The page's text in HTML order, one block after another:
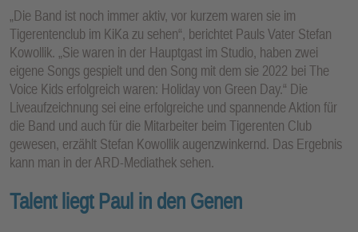
„Die Band ist noch immer aktiv, vor kurzem waren sie im
Tigerentenclub im KiKa zu sehen“, berichtet Pauls Vater Stefan
Kowollik. „Sie waren in der Hauptgast im Studio, haben zwei
eigene Songs gespielt und den Song mit dem sie 2022 bei The
Voice Kids erfolgreich waren: Holiday von Green Day.“ Die
Liveaufzeichnung sei eine erfolgreiche und spannende Aktion für
die Band und auch für die Mitarbeiter beim Tigerenten Club
gewesen, erzählt Stefan Kowollik augenzwinkernd. Das Ergebnis
kann man in der ARD-Mediathek sehen.
Talent liegt Paul in den Genen